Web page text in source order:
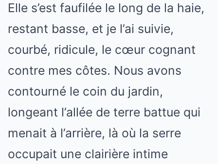
Elle s’est faufilée le long de la haie,
restant basse, et je l’ai suivie,
courbé, ridicule, le cœur cognant
contre mes côtes. Nous avons
contourné le coin du jardin,
longeant l’allée de terre battue qui
menait à l’arrière, là où la serre
occupait une clairière intime